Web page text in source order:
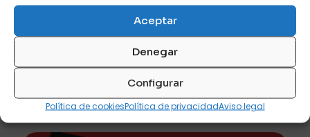
Aceptar
Denegar
Configurar
Política de cookiesPolítica de privacidadAviso legal
Últimas Ferias